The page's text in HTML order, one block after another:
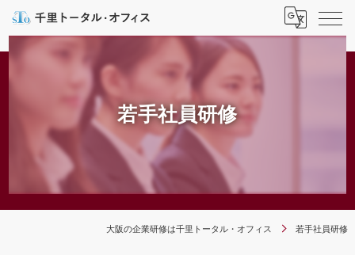
若手社員研修
大阪の企業研修は千里トータル・オフィス 若手社員研修